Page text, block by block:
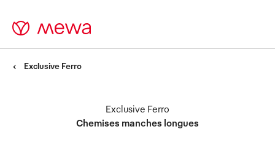
Exclusive Ferro
Chemises manches longues
Exclusive Ferro